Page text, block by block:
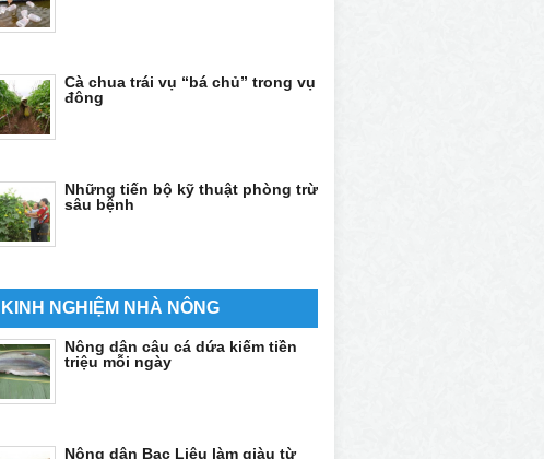
Cà chua trái vụ “bá chủ” trong vụ
đông
Những tiến bộ kỹ thuật phòng trừ
sâu bệnh
KINH NGHIỆM NHÀ NÔNG
Nông dân câu cá dứa kiếm tiền
triệu mỗi ngày
Nông dân Bạc Liêu làm giàu từ